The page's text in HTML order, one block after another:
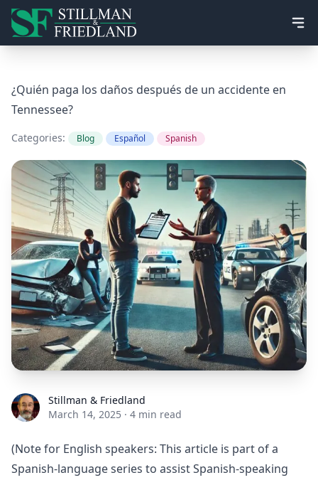
¿Quién paga los daños después de un accidente en
Tennessee?
Categories: Blog Español Spanish
Stillman & Friedland
Stillman & Friedland
March 14, 2025 · 4 min read
(Note for English speakers: This article is part of a
Spanish-language series to assist Spanish-speaking